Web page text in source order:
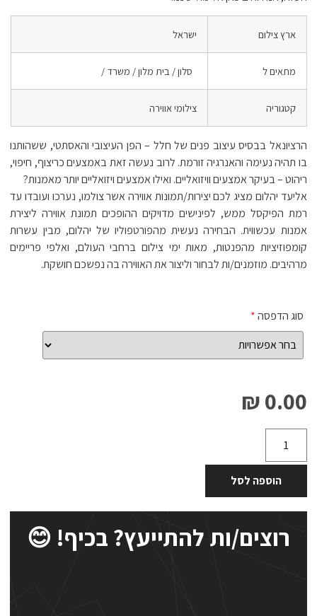
ארץ צילום ישראל
מתאים ל סלון / בית מלון / משרד /
קטגוריה צילומי אווירה
הרציונאל בבסיס עיצוב פנים של חלל – הפן העיצובי והאסתטי, ששהותנו
בו תהיה נעימה והאנרגיה זורמת. לרוב נעשה זאת באמצעים כריצוף, חיפוי,
ריהוט – בעיקר אמצעים וויזואליים. ואילו אמצעים ויזואליים יותר מאמנות?
אליעד יהלום מציג לכם יצירות/תמונות אווירה אשר צולמו, נערכו ועובדו עד
רמת הפיקסל ממש, לפינישים מדויקים ההופכים תמונת אווירה ליצירת
אמנות עכשווית. הבחירה נעשית מהפורטפוליו של יהלום, מבין עשרות
קומפוזיציות מהפנטות, מאות ימי צילום ברחבי העולם, ואלפי פריימים
מרהיבים. מוזמנים/ות לבחור וליצור את האווירה בה נפשכם חושקת.
סוג הדפסה*
0.00 ₪
הוספה לסל
רוצים/ות להתייעץ? בכיף! 😊